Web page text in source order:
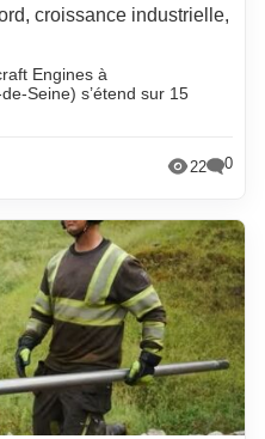
croissance industrielle,
Engines à
Seine) s’étend sur 15
22 0